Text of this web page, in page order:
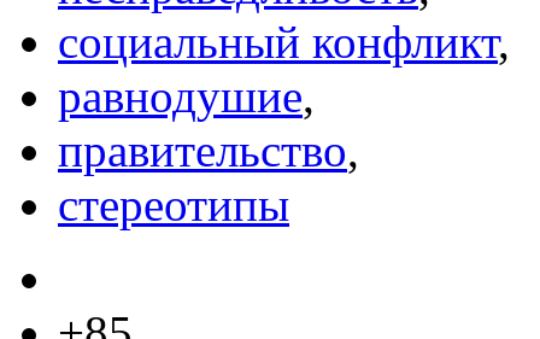
социальный конфликт,
равнодушие,
правительство,
стереотипы